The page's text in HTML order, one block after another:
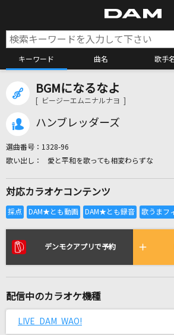
キーワード 曲名 歌手
カラオケ検索
全国りれき
リアルタイムで歌われている
GONG
BGMになるなよ
[ ビージーエムニナルナヨ ]
ハンブレッダーズ
選曲番号： 1328-96
愛と平和を歌っても相変わらずな
対応カラオケコンテンツ
デンモクアプリで予約
配信中のカラオケ機種
LIVE DAM WAO!